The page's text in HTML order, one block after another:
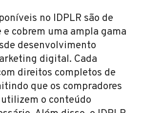
no IDPLR são de
cobrem uma ampla gama
desenvolvimento
digital. Cada
direitos completos de
que os compradores
o conteúdo